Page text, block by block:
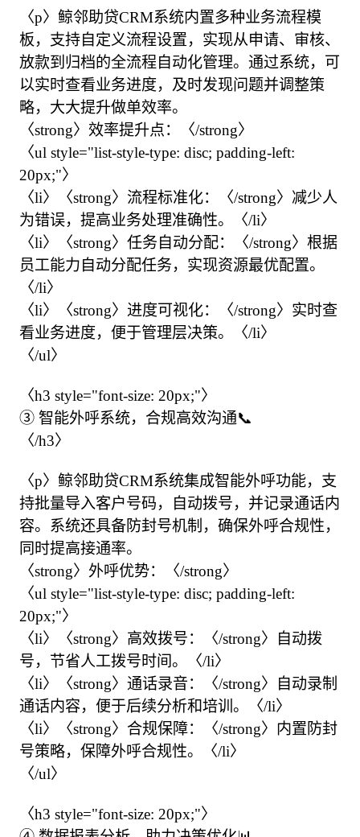
〈p〉鲸邻助贷CRM系统内置多种业务流程模
板，支持自定义流程设置，实现从申请、审核、
放款到归档的全流程自动化管理。通过系统，可
以实时查看业务进度，及时发现问题并调整策
略，大大提升做单效率。
〈strong〉效率提升点：〈/strong〉
〈ul style="list-style-type: disc; padding-left:
20px;"〉
〈li〉〈strong〉流程标准化：〈/strong〉减少人
为错误，提高业务处理准确性。〈/li〉
〈li〉〈strong〉任务自动分配：〈/strong〉根据
员工能力自动分配任务，实现资源最优配置。
〈/li〉
〈li〉〈strong〉进度可视化：〈/strong〉实时查
看业务进度，便于管理层决策。〈/li〉
〈/ul〉
〈h3 style="font-size: 20px;"〉
③ 智能外呼系统，合规高效沟通📞
〈/h3〉
〈p〉鲸邻助贷CRM系统集成智能外呼功能，支
持批量导入客户号码，自动拨号，并记录通话内
容。系统还具备防封号机制，确保外呼合规性，
同时提高接通率。
〈strong〉外呼优势：〈/strong〉
〈ul style="list-style-type: disc; padding-left:
20px;"〉
〈li〉〈strong〉高效拨号：〈/strong〉自动拨
号，节省人工拨号时间。〈/li〉
〈li〉〈strong〉通话录音：〈/strong〉自动录制
通话内容，便于后续分析和培训。〈/li〉
〈li〉〈strong〉合规保障：〈/strong〉内置防封
号策略，保障外呼合规性。〈/li〉
〈/ul〉
〈h3 style="font-size: 20px;"〉